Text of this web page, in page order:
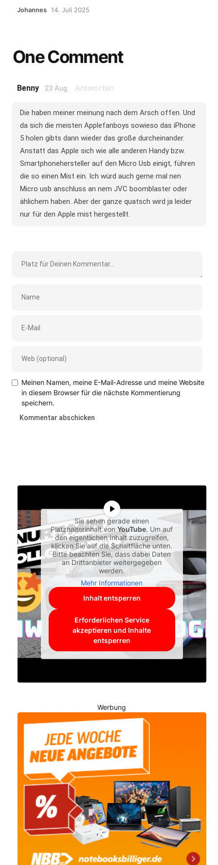
Johannes 14. Juli 2025
One Comment
Benny 23 Aug. Antworten
Die haben meiner meinung nach dem Arsch offen. Und
da sich die meisten Applefanboys sowieso das iPhone
5 holen gibts dann wieder das große durcheinander.
Anstatt das Apple sich wie alle anderen Handy bzw.
Smartphonehersteller auf den Micro Usb einigt, führen
die so einen Mist ein. Ich würd auch gerne mal nen
Micro usb anschluss an nem JVC boomblaster oder
ählichem haben. Aber der ganze quatsch wird ja leider
nur für den Apple mist hergestellt.
Meinen Namen, meine E-Mail-Adresse und meine Website
in diesem Browser für die nächste Kommentierung
speichern.
Sie sehen gerade einen
Platzhalterinhalt vonYouTube. Um auf
den eigentlichen Inhalt zuzugreifen,
klicken Sie auf die Schaltfläche unten.
Bitte beachten Sie, dass dabei Daten
an Drittanbieter weitergegeben
werden.
Mehr Informationen
Inhalt entsperren
Erforderlichen Service
akzeptieren und Inhalte
entsperren
Werbung